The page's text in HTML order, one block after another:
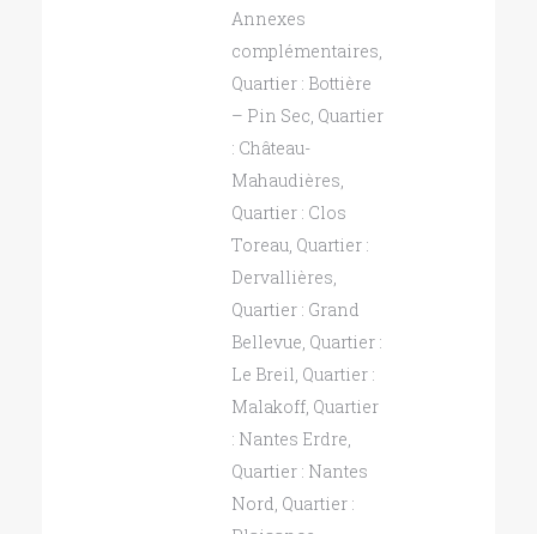
Annexes
complémentaires,
Quartier : Bottière
– Pin Sec, Quartier
: Château-
Mahaudières,
Quartier : Clos
Toreau, Quartier :
Dervallières,
Quartier : Grand
Bellevue, Quartier :
Le Breil, Quartier :
Malakoff, Quartier
: Nantes Erdre,
Quartier : Nantes
Nord, Quartier :